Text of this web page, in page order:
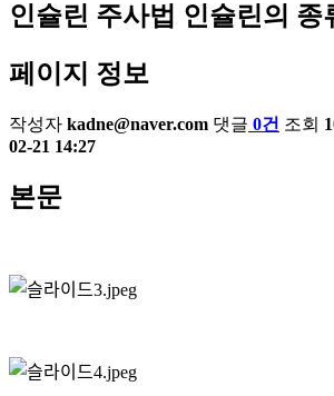
인슐린 주사법 인슐린의 종
페이지 정보
작성자 kadne@naver.com 댓글 0건 조회
02-21 14:27
본문